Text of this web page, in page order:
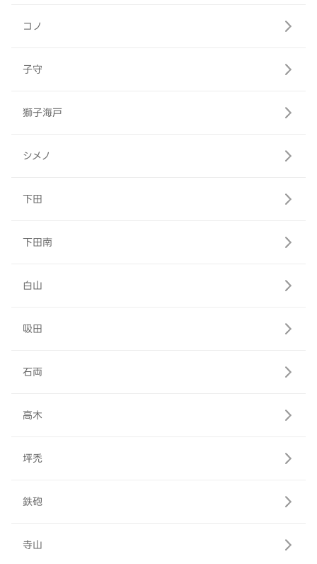
コノ
子守
獅子海戸
シメノ
下田
下田南
白山
吸田
石両
高木
坪禿
鉄砲
寺山